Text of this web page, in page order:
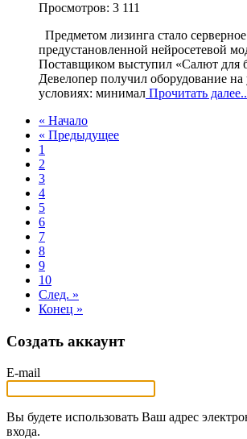
Просмотров: 3 111
Предметом лизинга стало
предустановленной нейросетевой
Поставщиком выступил «Салют для
Девелопер получил оборудование
условиях: минимал Прочитать
« Начало
« Предыдущее
1
2
3
4
5
6
7
8
9
10
След. »
Конец »
Создать аккаунт
E-mail
Вы будете использовать Ваш адрес
входа.